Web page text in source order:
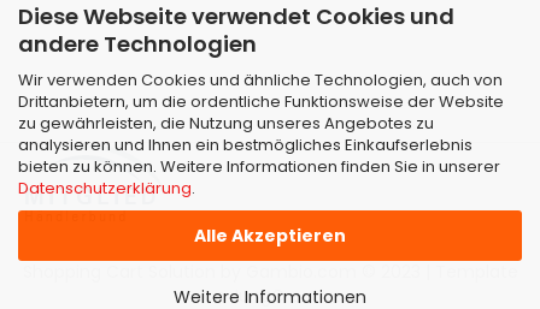
Diese Webseite verwendet Cookies und
andere Technologien
Wir verwenden Cookies und ähnliche Technologien, auch von
Drittanbietern, um die ordentliche Funktionsweise der Website
zu gewährleisten, die Nutzung unseres Angebotes zu
analysieren und Ihnen ein bestmögliches Einkaufserlebnis
bieten zu können. Weitere Informationen finden Sie in unserer
Datenschutzerklärung.
Alle Akzeptieren
Weitere Informationen
vonJungCreative.